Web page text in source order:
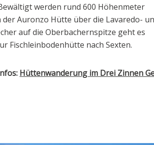
werden rund 600 Höhenmeter
Auronzo Hütte über die Lavaredo-
auf die Oberbachernspitze geht es
Fischleinbodenhütte nach Sexten.
Hüttenwanderung im Drei Zinnen